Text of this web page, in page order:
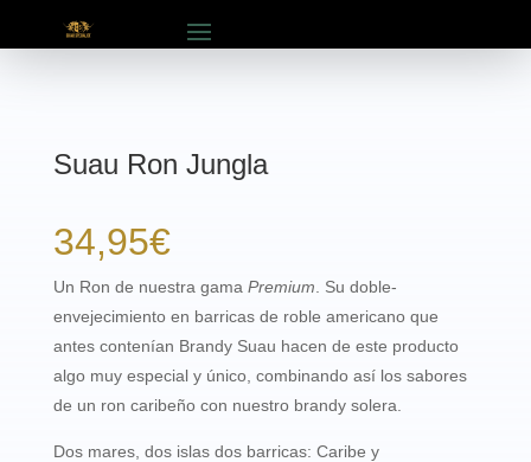
Suau Ron Jungla
34,95€
Un Ron de nuestra gama Premium . Su doble-
envejecimiento en barricas de roble americano que
antes contenían Brandy Suau hacen de este producto
algo muy especial y único, combinando así los sabores
de un ron caribeño con nuestro brandy solera.
Dos mares, dos islas dos barricas: Caribe y